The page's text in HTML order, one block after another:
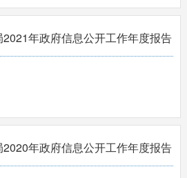
年政府信息公开工作年度报告
年政府信息公开工作年度报告